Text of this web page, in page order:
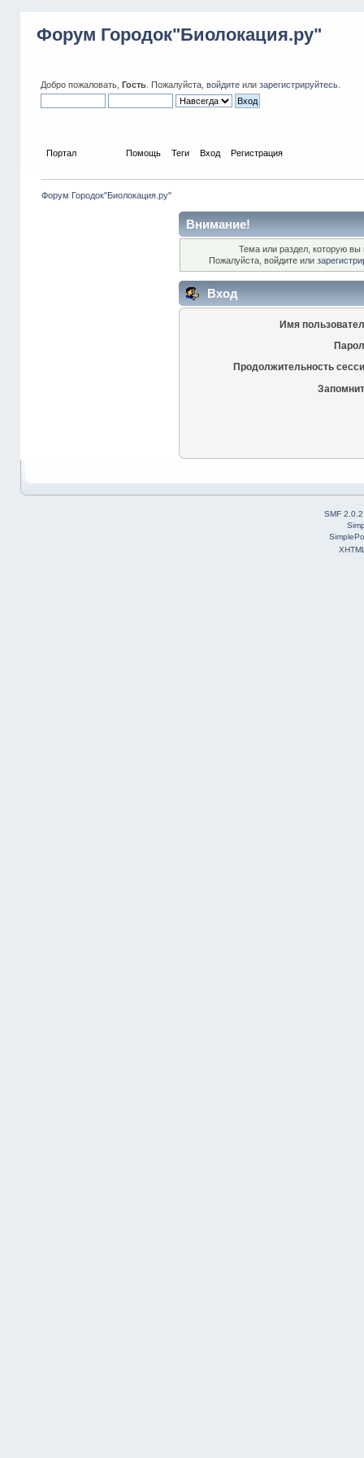
Форум Городок"Биолокация.ру"
Добро пожаловать, Гость. Пожалуйста, войдитеили зарегистрируйтесь.
Портал Помощь Теги Вход Регистрация
Форум Городок"Биолокация.ру"
Внимание!
Тема или раздел, которую вы
Пожалуйста, войдите или
Вход
Имя
Продолжительность
SMF 2.0.2